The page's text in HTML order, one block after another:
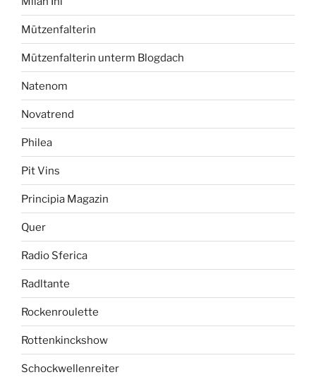
Mützenfalterin
Mützenfalterin unterm Blogdach
Natenom
Novatrend
Philea
Pit Vins
Principia Magazin
Quer
Radio Sferica
Radltante
Rockenroulette
Rottenkinckshow
Schockwellenreiter